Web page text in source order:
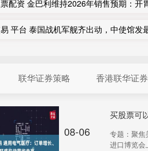
平台 泰国战机军舰齐出动，中使馆发
联华证券策略 香港联华证
08-06
专题：聚焦
进口博览会